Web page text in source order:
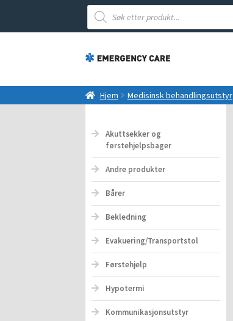
Products
search
Hjem Medisinsk behandlingsutstyr
Akuttsekker og
førstehjelpsbager
Andre produkter
Bårer
Bekledning
Evakuering/Transportstol
Førstehjelp
Hypotermi
Kommunikasjonsutstyr